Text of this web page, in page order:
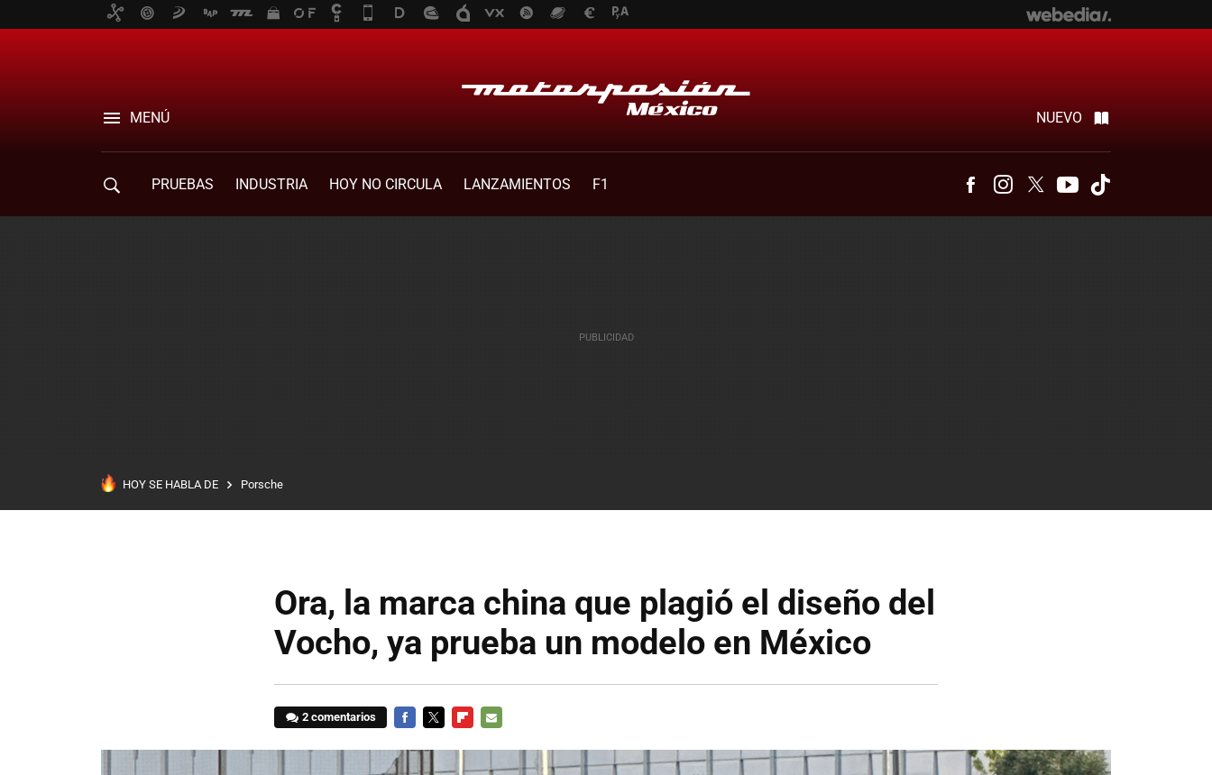
MENÚ NUEVO
PRUEBAS INDUSTRIA HOY NO CIRCULA LANZAMIENTOS F1 FacebookInstagram
Twitter Youtube
HOY SE HABLA DE Porsche
Ora, la marca china que plagió el diseño del
Vocho, ya prueba un modelo en México
2 comentarios